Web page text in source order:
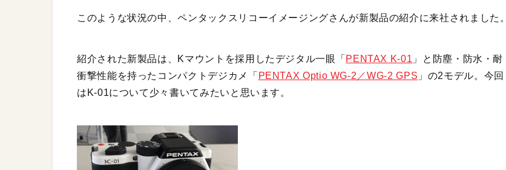
このような状況の中、ペンタックスリコーイメージングさんが新製品の紹介に来社されました。
紹介された新製品は、Kマウントを採用したデジタル一眼「 PENTAX K-01 」と防塵・防水・耐
衝撃性能を持ったコンパクトデジカメ「 PENTAX Optio WG-2／WG-2 GPS 」の2モデル。今回
はK-01について少々書いてみたいと思います。